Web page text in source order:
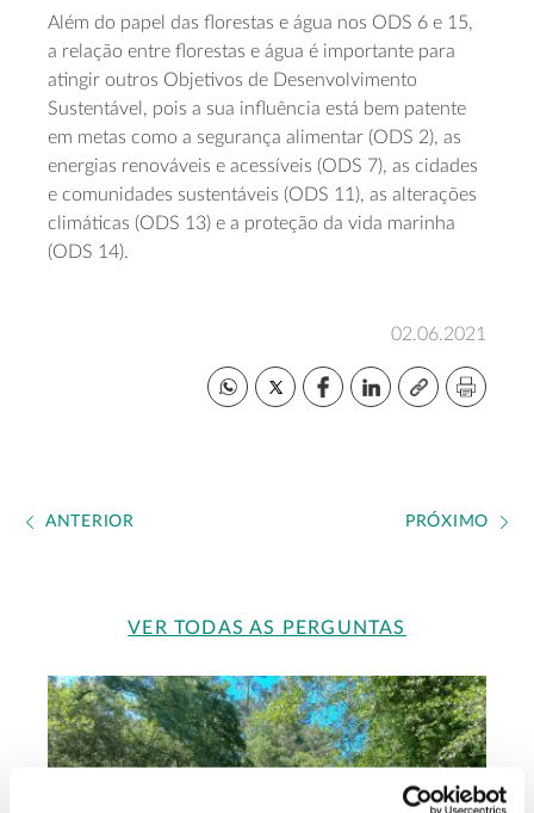
Além do papel das florestas e água nos ODS 6 e 15,
a relação entre florestas e água é importante para
atingir outros Objetivos de Desenvolvimento
Sustentável, pois a sua influência está bem patente
em metas como a segurança alimentar (ODS 2), as
energias renováveis e acessíveis (ODS 7), as cidades
e comunidades sustentáveis (ODS 11), as alterações
climáticas (ODS 13) e a proteção da vida marinha
(ODS 14).
02.06.2021
ANTERIOR PRÓXIMO
VER TODAS AS PERGUNTAS